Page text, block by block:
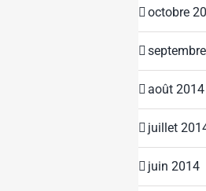
octobre
août 2014
juillet
juin 2014